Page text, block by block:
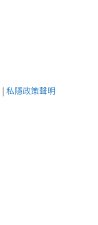
| 私隱政策聲明